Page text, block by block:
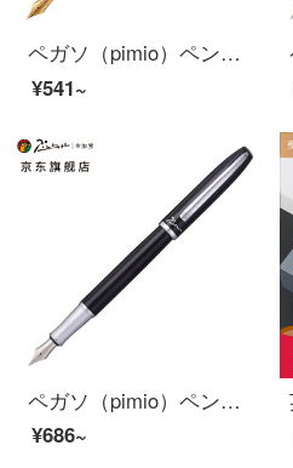
ペガソ（pimio）ペンサインペン男性女性ビジネス成人執務学生用0.5 mmインクペンポールシリーズ988パールホワイト
¥541~
ペガソ（pimio）ペンサインペン男性女性執務成人書写学生用0.5 mmインクペンワナシリーズ936純黒
¥686~